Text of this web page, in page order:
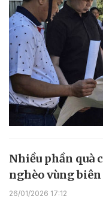
Nhiều phần quà
nghèo vùng
26/01/2026 17:12